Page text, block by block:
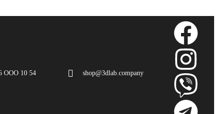
ООО 10 54 shop@3dlab.company